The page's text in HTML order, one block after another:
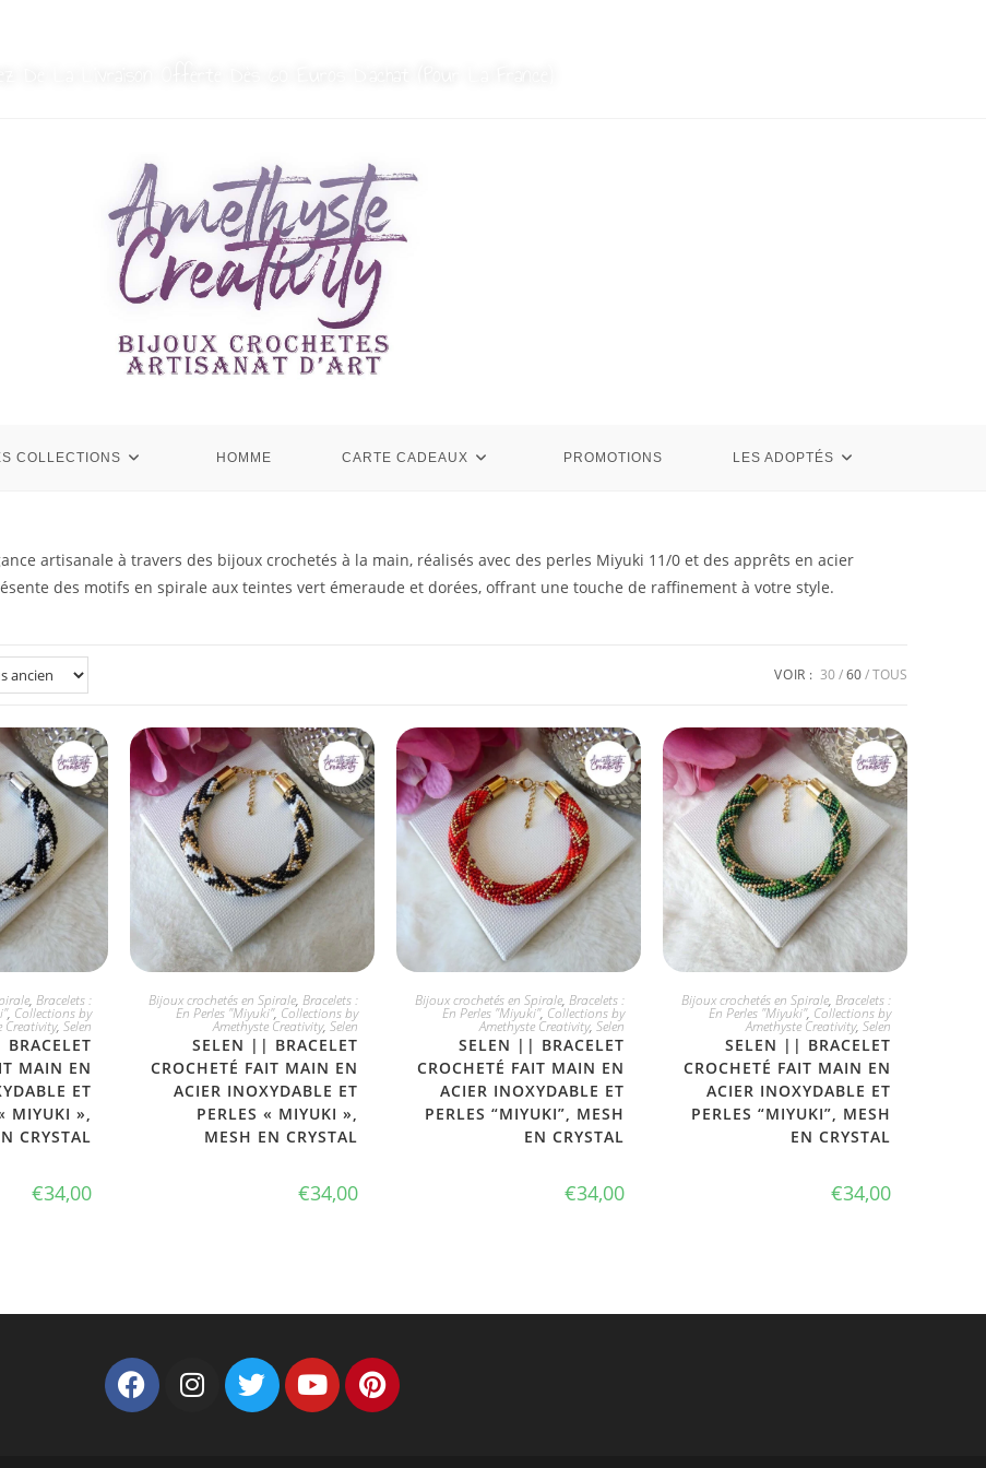
COLLECTIONS HOMME CARTE CADEAUX PROMOTIONS LES ADOPTÉS
artisanale à travers des bijoux crochetés à la main, réalisés avec des perles Miyuki 11/0 et des apprêts en acier
des motifs en spirale aux teintes vert émeraude et dorées, offrant une touche de raffinement à votre style.
VOIR : 30 60 TOUS
, Bracelets :
, Collections by
Creativity, Selen
MAIN EN
ET
MIYUKI »,
CRYSTAL
€34,00
JE L'ADOPTE
Bijoux crochetés en Spirale, Bracelets :
En Perles "Miyuki", Collections by
Amethyste Creativity, Selen
SELEN || BRACELET
CROCHETÉ FAIT MAIN EN
ACIER INOXYDABLE ET
PERLES « MIYUKI »,
MESH EN CRYSTAL
€34,00
JE L'ADOPTE
Bijoux crochetés en Spirale, Bracelets :
En Perles "Miyuki", Collections by
Amethyste Creativity, Selen
SELEN || BRACELET
CROCHETÉ FAIT MAIN EN
ACIER INOXYDABLE ET
PERLES “MIYUKI”, MESH
EN CRYSTAL
€34,00
JE L'ADOPTE
Bijoux crochetés en Spirale, Bracelets :
En Perles "Miyuki", Collections by
Amethyste Creativity, Selen
SELEN || BRACELET
CROCHETÉ FAIT MAIN EN
ACIER INOXYDABLE ET
PERLES “MIYUKI”, MESH
EN CRYSTAL
€34,00